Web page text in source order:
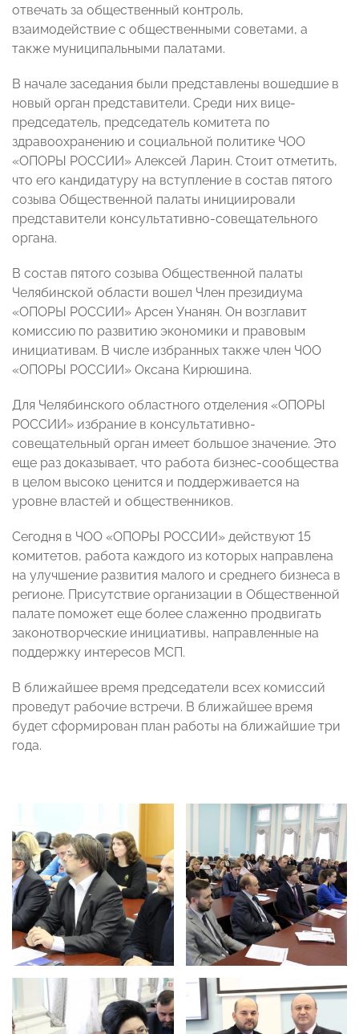
отвечать за общественный контроль,
взаимодействие с общественными советами, а
также муниципальными палатами.
В начале заседания были представлены вошедшие в
новый орган представители. Среди них вице-
председатель, председатель комитета по
здравоохранению и социальной политике ЧОО
«ОПОРЫ РОССИИ» Алексей Ларин. Стоит отметить,
что его кандидатуру на вступление в состав пятого
созыва Общественной палаты инициировали
представители консультативно-совещательного
органа.
В состав пятого созыва Общественной палаты
Челябинской области вошел Член президиума
«ОПОРЫ РОССИИ» Арсен Унанян. Он возглавит
комиссию по развитию экономики и правовым
инициативам. В числе избранных также член ЧОО
«ОПОРЫ РОССИИ» Оксана Кирюшина.
Для Челябинского областного отделения «ОПОРЫ
РОССИИ» избрание в консультативно-
совещательный орган имеет большое значение. Это
еще раз доказывает, что работа бизнес-сообщества
в целом высоко ценится и поддерживается на
уровне властей и общественников.
Сегодня в ЧОО «ОПОРЫ РОССИИ» действуют 15
комитетов, работа каждого из которых направлена
на улучшение развития малого и среднего бизнеса в
регионе. Присутствие организации в Общественной
палате поможет еще более слаженно продвигать
законотворческие инициативы, направленные на
поддержку интересов МСП.
В ближайшее время председатели всех комиссий
проведут рабочие встречи. В ближайшее время
будет сформирован план работы на ближайшие три
года.